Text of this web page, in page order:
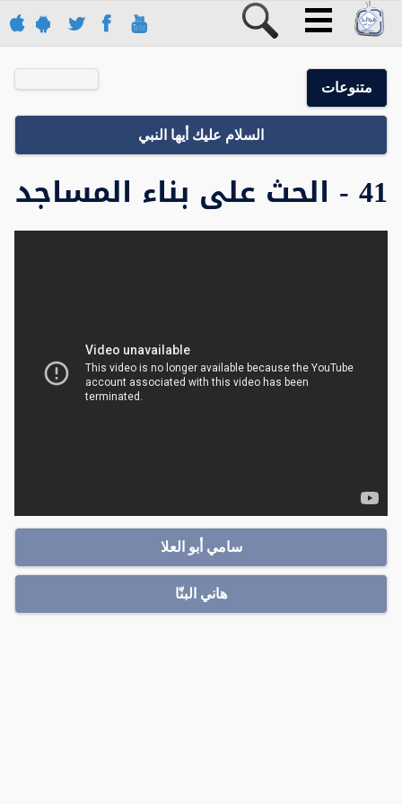
متنوعات
السلام عليك أيها النبي
41 - الحث على بناء المساجد
سامي أبو العلا
هاني البنّا